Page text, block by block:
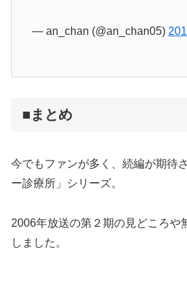
— an_chan (@an_chan05)
■まとめ
今でもファンが多く、続編が期待
ー診療所」シリーズ。
2006年放送の第２期の見どころや
しました。